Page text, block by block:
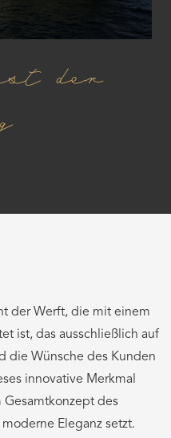
der
der Werft, die mit einem
ist, das ausschließlich auf
die Wünsche des Kunden
innovative Merkmal
des
Eleganz setzt.